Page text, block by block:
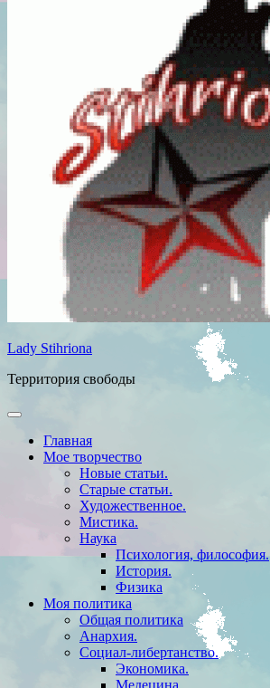
Lady Stihriona
Территория свободы
Главная
Мое творчество
Новые статьи.
Старые статьи.
Художественное.
Мистика.
Наука
Психология, философия.
История.
Физика
Моя политика
Общая политика
Анархия.
Социал-либертанство.
Экономика.
Медецина